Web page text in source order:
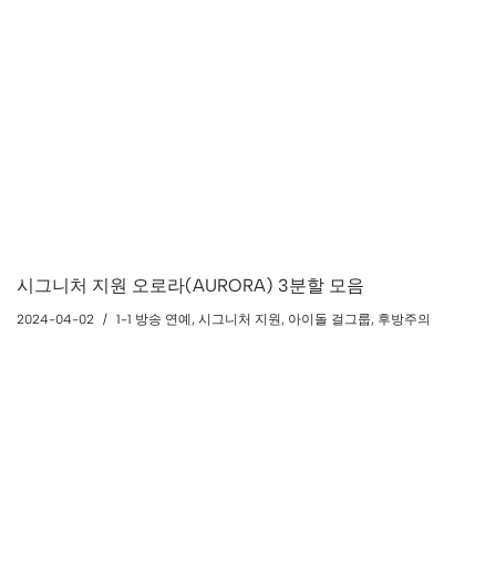
시그니처 지원 오로라(AURORA) 3분할 모음
2024-04-02 1-1 방송 연예, 시그니처 지원, 아이돌 걸그룹, 후방주의